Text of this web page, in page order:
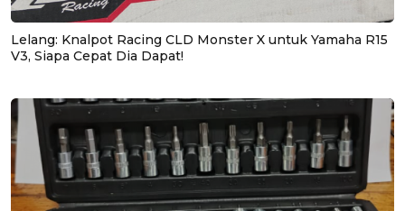
Lelang: Knalpot Racing CLD Monster X untuk Yamaha R15
V3, Siapa Cepat Dia Dapat!